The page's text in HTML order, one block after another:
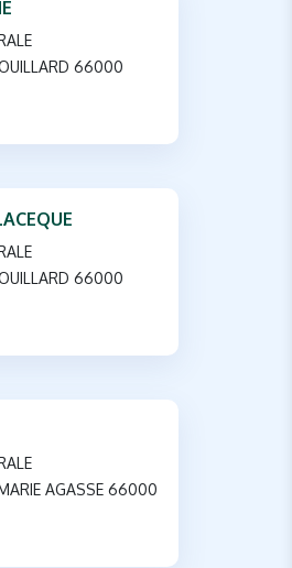
66000
66000
AGASSE 66000